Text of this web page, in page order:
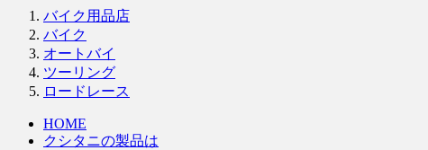
バイク用品店
バイク
オートバイ
ツーリング
ロードレース
HOME
クシタニの製品は